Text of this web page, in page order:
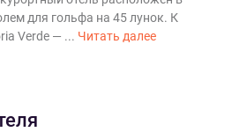
для гольфа на 45 лунок. К
Verde — ... Читать далее